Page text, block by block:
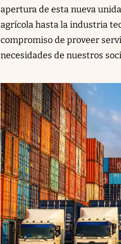
apertura de esta nueva
agrícola hasta la industria
compromiso de proveer
necesidades de nuestros